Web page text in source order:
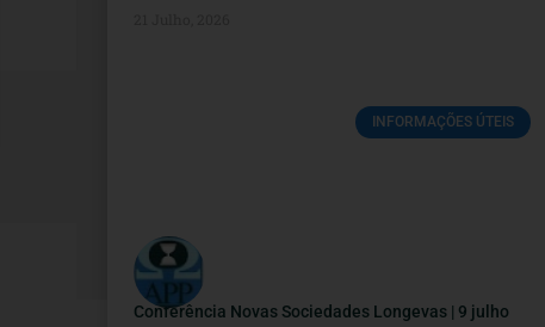
INFORMAÇÕES ÚTEIS
Conferência Novas Sociedades Longevas | 9 julho